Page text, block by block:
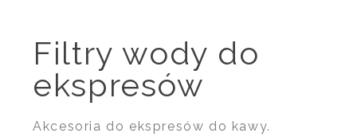
Filtry wody do
ekspresów
Akcesoria do ekspresów do kawy.